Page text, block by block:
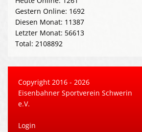
Gestern Online: 1692
Diesen Monat: 11387
Letzter Monat: 56613
Total: 2108892
Copyright 2016 - 2026
Eisenbahner Sportverein Schwerin
e.V.
Login